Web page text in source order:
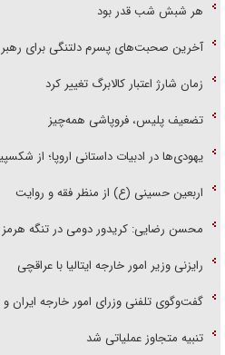
هر شبش شب قدر بود
آخرین صحبت‌های پسرم دلتنگی برای
زمان شارژ اعتبار کالابرگ تغییر کرد
تضعیف پلیس، فروپاشی همه‌چیز
یهودی‌ها در ادبیات داستانی اروپا؛ از
اربعین حسینی (ع) از منظر فقه و روایت
محسن رضایی: کریدور دومی در تنگه
رایزنی وزیر امور خارجه ایتالیا با عراقچی
گفت‌وگوی تلفنی وزرای امور خارجه ایران
تنبیه متجاوز عملیاتی شد